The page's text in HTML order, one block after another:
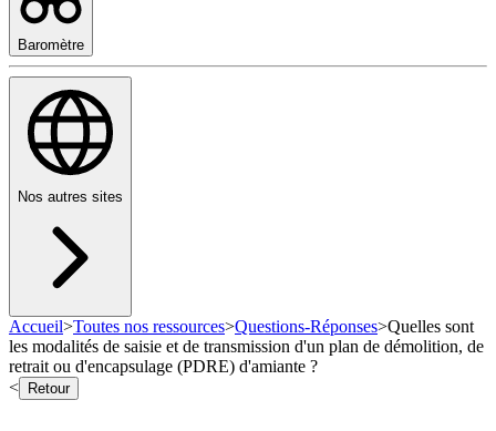
Baromètre
Nos autres sites
Accueil>Toutes nos ressources>Questions-Réponses>Quelles sont
les modalités de saisie et de transmission d'un plan de démolition, de
retrait ou d'encapsulage (PDRE) d'amiante ?
<
Retour